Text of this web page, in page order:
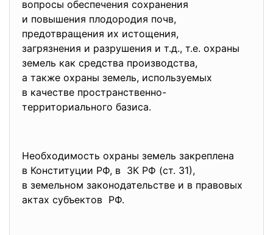
вопросы обеспечения сохранения
и повышения плодородия почв,
предотвращения их истощения,
загрязнения и разрушения и т.д., т.е. охраны
земель как средства производства,
а также охраны земель, используемых
в качестве пространственно-
территориального базиса.
Необходимость охраны земель закреплена
в Конституции РФ, в ЗК РФ (ст. 31),
в земельном законодательстве и в правовых
актах субъектов РФ.